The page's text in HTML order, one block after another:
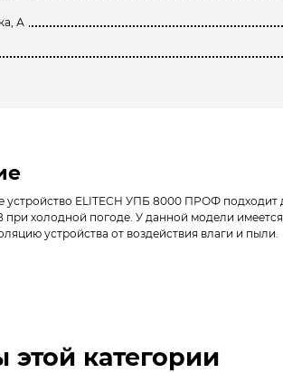
А
устройство ELITECH УПБ 8000 ПРОФ подходит
при холодной погоде. У данной модели
устройства от воздействия влаги и пыли.
этой категории